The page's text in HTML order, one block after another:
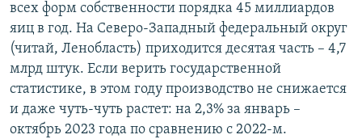
всех форм собственности порядка 45 миллиардов
яиц в год. На Северо-Западный федеральный округ
(читай, Ленобласть) приходится десятая часть – 4,7
млрд штук. Если верить государственной
статистике, в этом году производство не снижается
и даже чуть-чуть растет: на 2,3% за январь –
октябрь 2023 года по сравнению с 2022-м.